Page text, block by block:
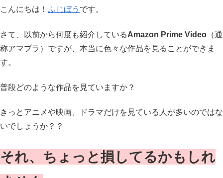
こんにちは！ ふじぼう です。
さて、以前から何度も紹介しているAmazon Prime Video （通
称アマプラ）ですが、本当に色々な作品を見ることができま
す。
普段どのような作品を見ていますか？
きっとアニメや映画、ドラマだけを見ている人が多いのではな
いでしょうか？？
それ、ちょっと損してるかもしれ